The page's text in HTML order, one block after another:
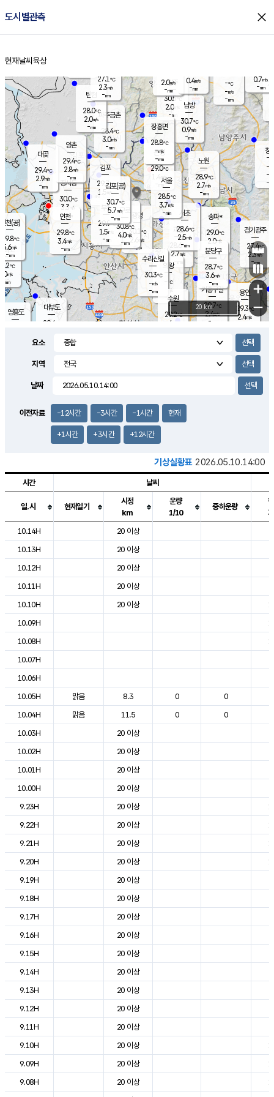
도시별관측 close
홈
현재날씨 육상
의도
℃
m/s
mm
영흥도
양주
30.5℃
2.0
-mm
과천
28.6℃
2.7m/s
- mm
용인
29.3℃
2.4m/s
경기광주
27.4℃
2.3m/s
-mm
4.0m/s
대부도
29.4
경서동
30.0℃
3.3 m/s
-mm
파주금촌
28.4℃
3.0m/s
-mm
-℃
-m/s
-mm
대곶
29.4℃
2.9m/s
-mm
창
-
-m/
-
탄현
28.0℃
2.0m/s
-mm
0.7m/s
-mm
의왕
- ℃
m/s
mm
김포
29.7℃
1.5 m/s
mm
광명
30.1
℃
2.6 m/s
-mm
부천
29.9℃
1.5m/s
-mm
양촌
29.4℃
2.8m/s
-mm
구로
30.8℃
4.0m/s
-mm
은평
29.0℃
1.4 m/s
- mm
노원
28.9℃
2.7m/s
-mm
송파*
29.0℃
2.0m/s
-mm
서초
28.6℃
2.5m/s
-mm
남방
30.7℃
0.9m/s
-mm
기흥구갈
29.7℃
2.4m/s
-
수리산길
30.3℃
-m/s
-mm
분당구
28.7℃
3.6m/s
-mm
장흥면
28.8℃
-m/s
-mm
2.0m/s
-mm
인천(공)
29.8℃
5.6m/s
-mm
김포(공)
30.7℃
5.7m/s
-mm
수원
29.2℃
4 m/s
인천
29.8℃
3.4m/s
-mm
서울
28.5℃
3.7m/s
-mm
27.1℃
2.3m/s
-mm
0.4m/s
-mm
+
−
20 km
요소
지역
날짜
이전자료 -12시간 -3시간 -1시간 현재
+1시간 +3시간 +12시간
기상실황표 2026.05.10.14:00
도시별 기상실황표로 지점, 날씨, 기온, 강수, 바람, 기압등을 안내한 표입
시간 날씨
일.시 현재일기
시정
km
운량
1/10
중하운량
10.14H
20 이상
10.13H
20 이상
10.12H
20 이상
10.11H
20 이상
10.10H
20 이상
10.09H
10.08H
10.07H
10.06H
10.05H
맑음 8.3 0 0
10.04H
맑음 11.5 0 0
10.03H
20 이상
10.02H
20 이상
10.01H
20 이상
10.00H
20 이상
9.23H
20 이상
9.22H
20 이상
9.21H
20 이상
9.20H
20 이상
9.19H
20 이상
9.18H
20 이상
9.17H
20 이상
9.16H
20 이상
9.15H
20 이상
9.14H
20 이상
9.13H
20 이상
9.12H
20 이상
9.11H
20 이상
9.10H
20 이상
9.09H
20 이상
9.08H
20 이상